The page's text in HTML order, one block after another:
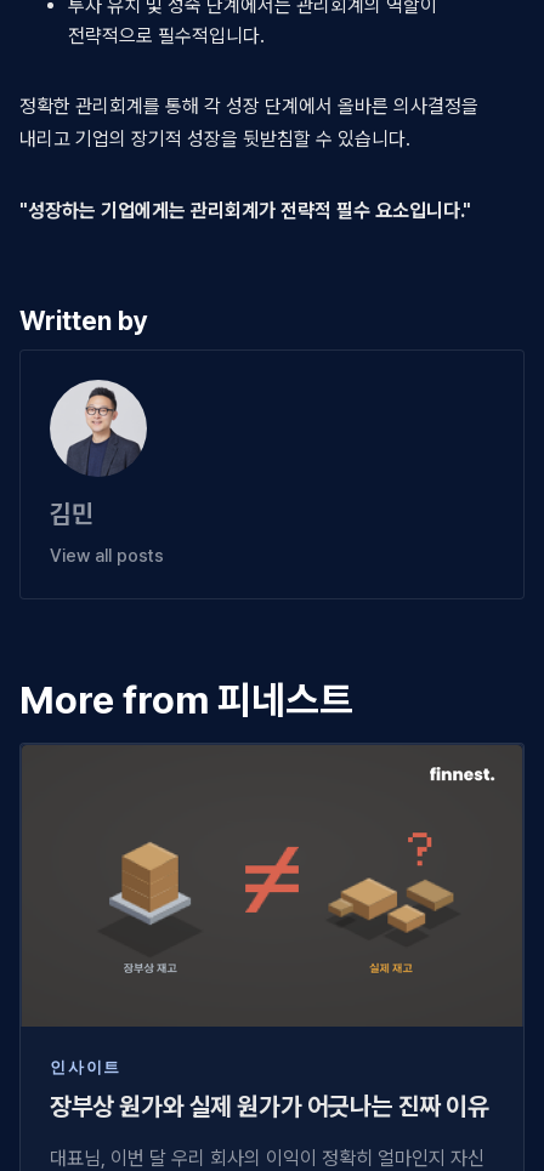
투자 유치 및 성숙 단계에서는 관리회계의 역할이
전략적으로 필수적입니다.
정확한 관리회계를 통해 각 성장 단계에서 올바른 의사결정을
내리고 기업의 장기적 성장을 뒷받침할 수 있습니다.
"성장하는 기업에게는 관리회계가 전략적 필수 요소입니다."
Written by
김민
View all posts
More from 피네스트
인사이트
장부상 원가와 실제 원가가 어긋나는 진짜 이유
대표님, 이번 달 우리 회사의 이익이 정확히 얼마인지 자신